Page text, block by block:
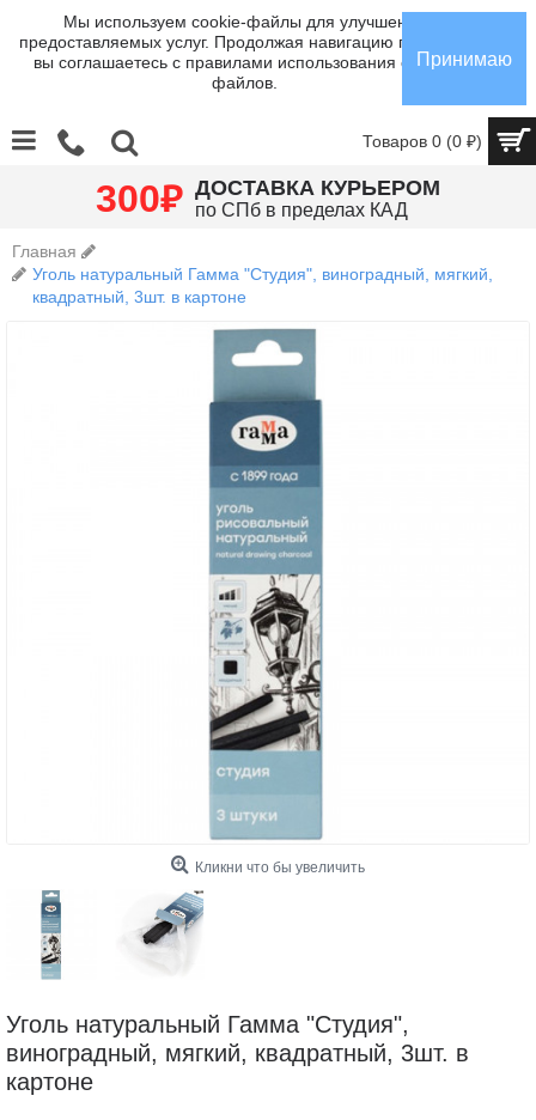
Мы используем cookie-файлы для улучшения
предоставляемых услуг. Продолжая навигацию по сайту,
вы соглашаетесь с правилами использования cookie-
файлов.
Принимаю
Товаров 0 (0 ₽)
300₽ ДОСТАВКА КУРЬЕРОМ
по СПб в пределах КАД
Главная
Уголь натуральный Гамма "Студия", виноградный, мягкий,
квадратный, 3шт. в картоне
Кликни что бы увеличить
Уголь натуральный Гамма "Студия",
виноградный, мягкий, квадратный, 3шт. в
картоне